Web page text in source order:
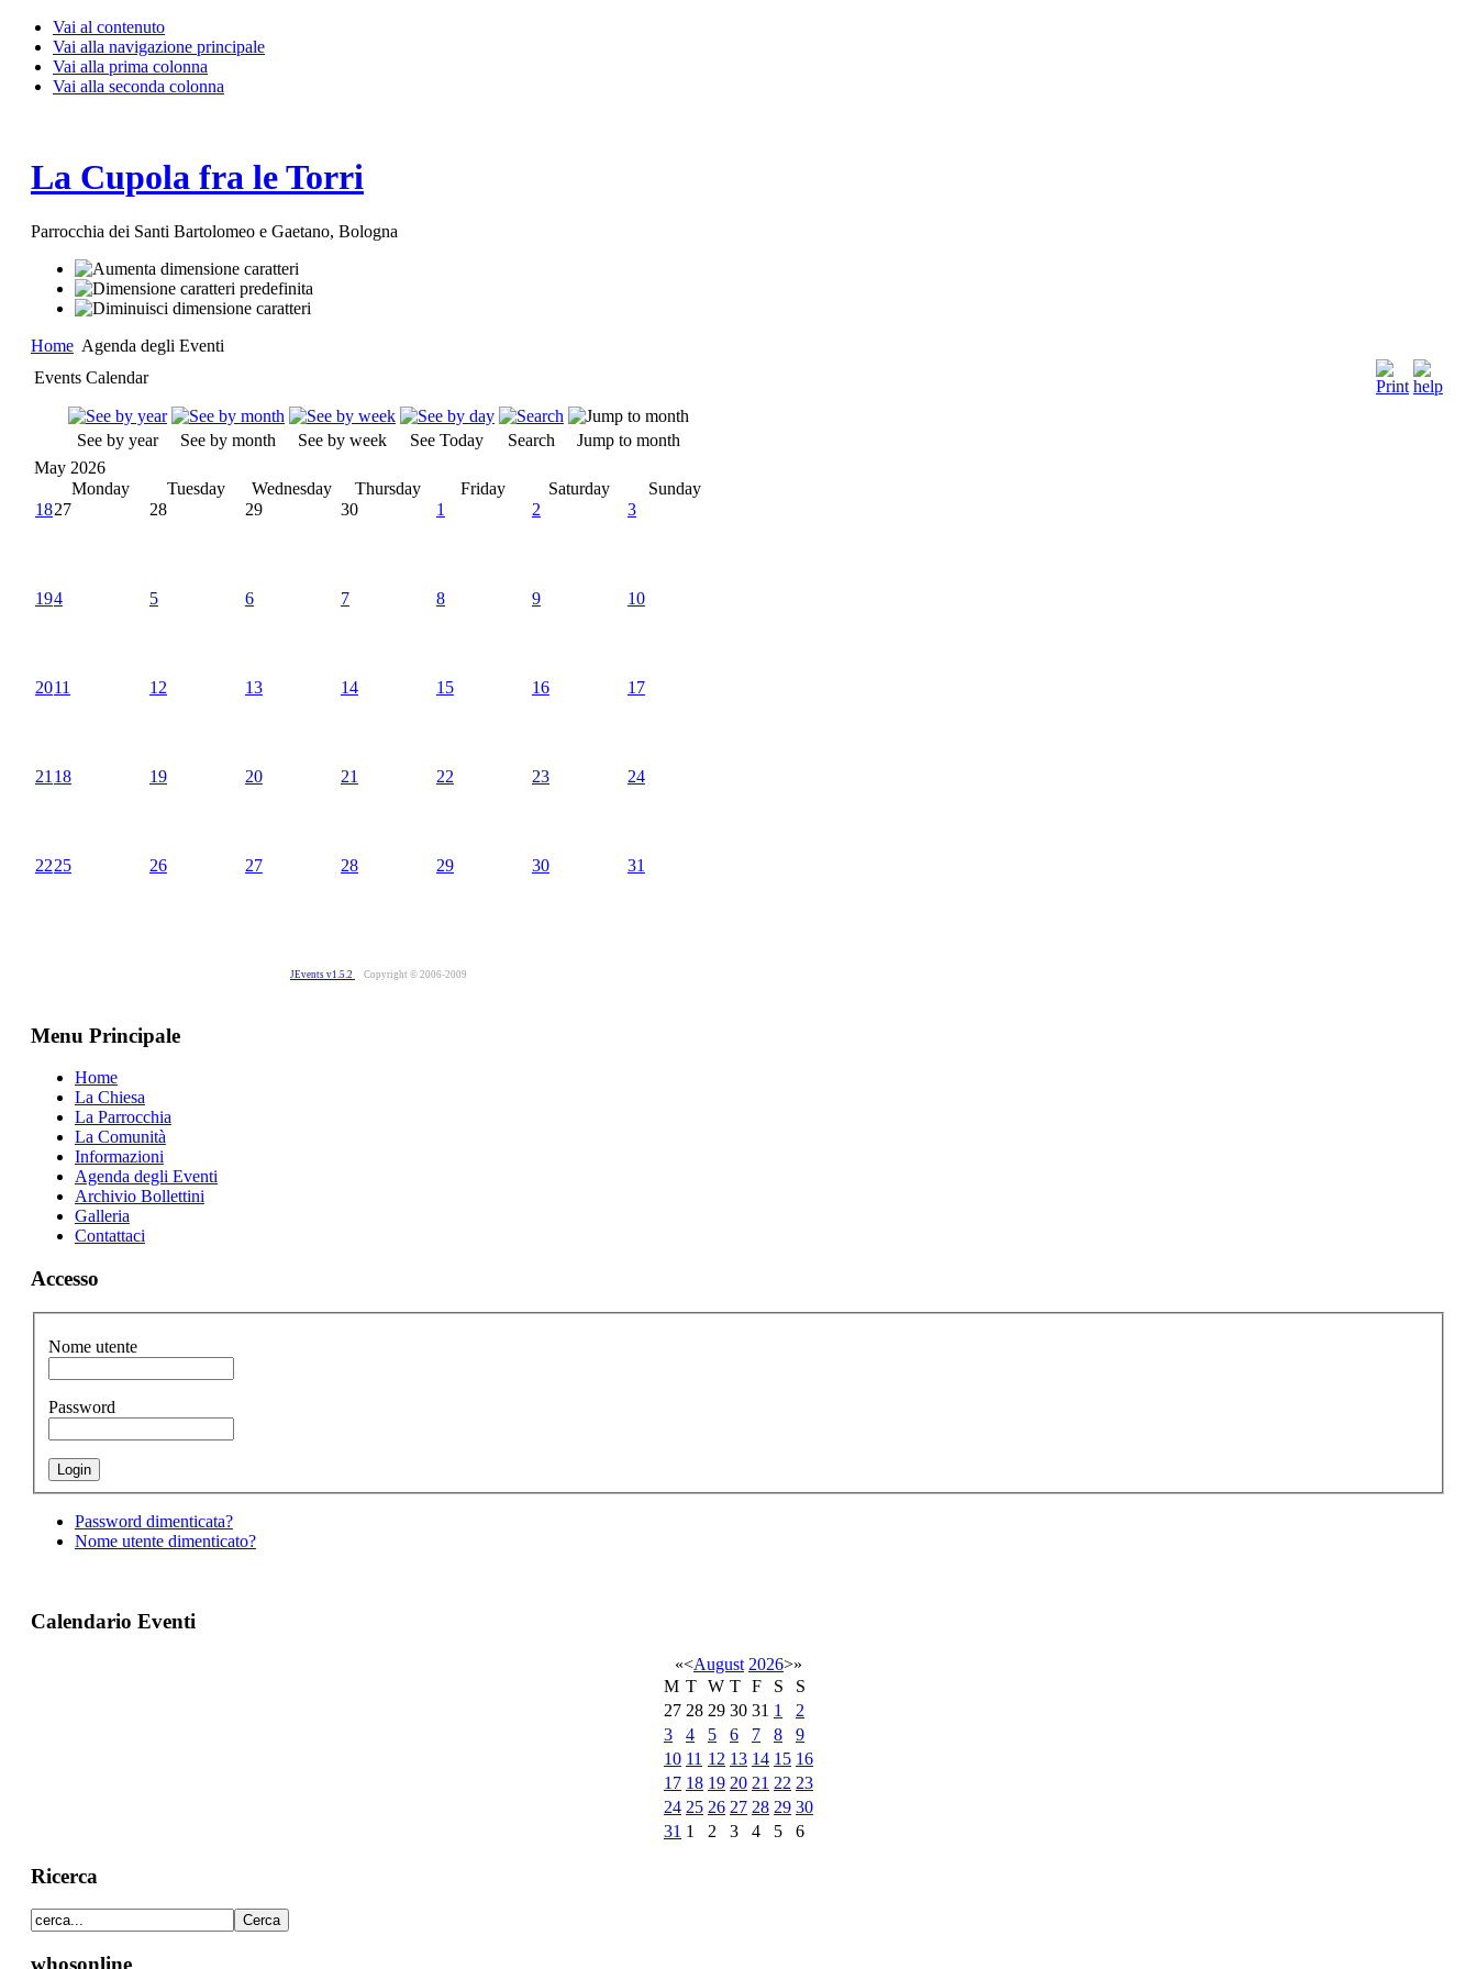
Vai al contenuto
Vai alla navigazione principale
Vai alla prima colonna
Vai alla seconda colonna
La Cupola fra le Torri
Parrocchia dei Santi Bartolomeo e Gaetano, Bologna
Home Agenda degli Eventi
Events Calendar
See by year See by month See by week See Today Search
Jump to month
May 2026
Monday
Tuesday Wednesday Thursday Friday Saturday
Sunday
1827 28 29 30 1 2 3
194 5 6 7 8 9 10
2011 12 13 14 15 16 17
21 18 19 20 21 22 23 24
2225 26 27 28 29 30 31
JEvents v1.5.2 Copyright © 2006-2009
Menu Principale
Home
La Chiesa
La Parrocchia
La Comunità
Informazioni
Agenda degli Eventi
Archivio Bollettini
Galleria
Contattaci
Accesso
Nome utente
Password
Password dimenticata?
Nome utente dimenticato?
Calendario Eventi
«<August 2026>»
M T W T F S
S
27 28 29 30 31 1
2
3
4 5 6 7 8
9
10 11 12 13 14 15 16
17 18 19 20 21 22 23
24 25 26 27 28 29 30
31 1 2 3 4 5 6
Ricerca
whosonline